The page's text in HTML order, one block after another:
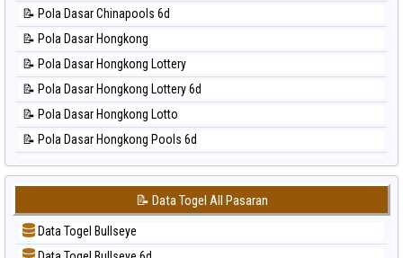
📊 Statistik New York Midday
📊 Statistik North Carolina Day
📊 Statistik Pcso
📊 Statistik Pennsylvania Day
📊 Statistik Sao Paulo
📊 Statistik Singapore
📊 Statistik Sydney
📊 Statistik Sydney Lottery
📊 Statistik Sydney Lottery 6d
📊 Statistik Sydney Lotto
📝 Pola Dasar Chinapools 6d
📝 Pola Dasar Hongkong
📝 Pola Dasar Hongkong Lottery
📝 Pola Dasar Hongkong Lottery 6d
📝 Pola Dasar Hongkong Lotto
📝 Pola Dasar Hongkong Pools 6d
📝 Pola Dasar Japan
📝 Pola Dasar Japan 6d
📝 Pola Dasar Korea
📝 Pola Dasar Kuda Lari
📝 Data Togel All Pasaran
Data Togel Bullseye